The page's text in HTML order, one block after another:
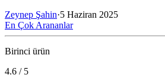
Zeynep Şahin·5 Haziran 2025
En Çok Arananlar
Birinci ürün
4.6 / 5